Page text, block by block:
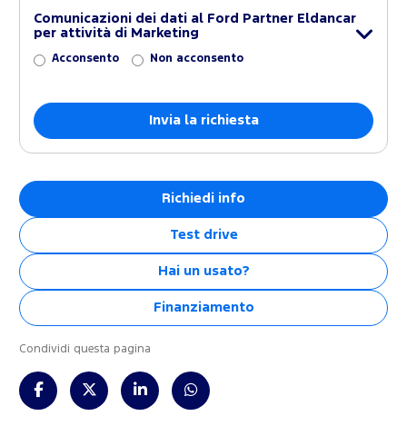
Comunicazioni dei dati al Ford Partner Eldancar
per attività di Marketing
Acconsento Non acconsento
Richiedi info
Test drive
Hai un usato?
Finanziamento
Condividi questa pagina